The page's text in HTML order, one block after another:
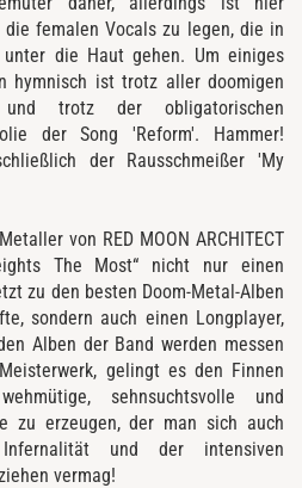
die femalen Vocals zu legen, die in
die Haut gehen. Um einiges
hymnisch ist trotz aller doomigen
trotz der obligatorischen
der Song 'Reform'. Hammer!
der Rausschmeißer 'My
von RED MOON ARCHITECT
The Most“ nicht nur einen
zu den besten Doom-Metal-Alben
sondern auch einen Longplayer,
Alben der Band werden messen
gelingt es den Finnen
sehnsuchtsvolle und
zu erzeugen, der man sich auch
und der intensiven
vermag!